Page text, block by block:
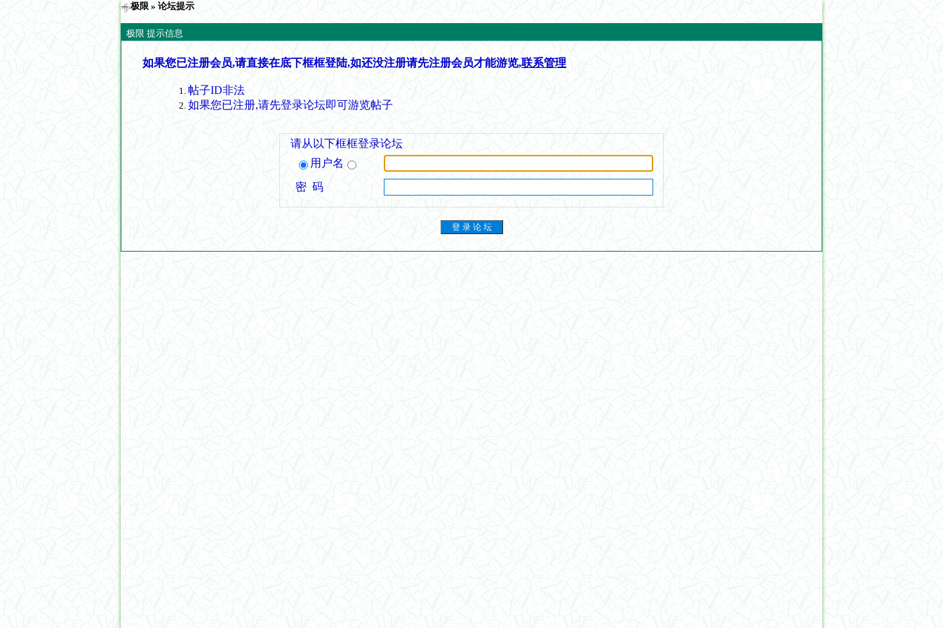
极限 » 论坛提示
极限 提示信息
如果您已注册会员,请直接在底下框框登陆,如还没注册请先注册会员才能游览,联系管理
帖子ID非法
如果您已注册,请先登录论坛即可游览帖子
请从以下框框登录论坛
用户名
密 码